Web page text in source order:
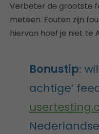
Verbeter de grootste
meteen. Fouten zijn
hiervan hoef je niet te
Bonustip:
achtige’
Nederlandse